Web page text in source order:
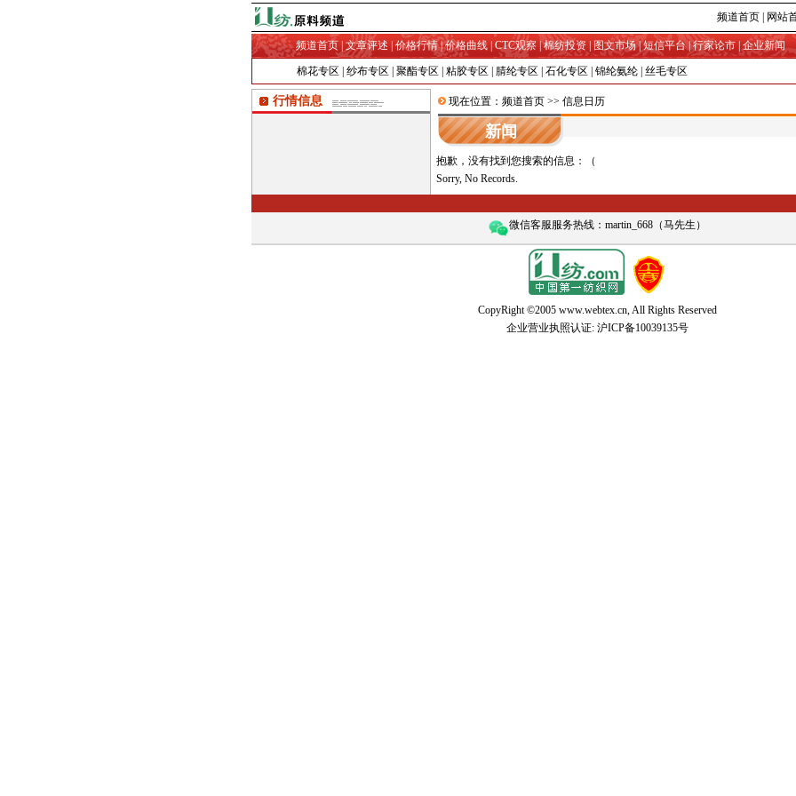
频道首页 网站
频道首页| 文章评述 价格行情|价格曲线 CTC观察 |棉纺投资 图文市场|短信平台 |行家论市 企业新闻
棉花专区 纱布专区 聚酯专区 粘胶专区 腈纶专区 石化专区 锦纶氨纶 丝毛专区
行情信息 现在位置： 频道首页 >> 信息日历
新闻
抱歉，没有找到您搜索的信息：（
Sorry, No Records.
微信客服服务热线：martin_668（马先生）
CopyRight ©2005 www.webtex.cn, All Rights Reserved
企业营业执照认证: 沪ICP备10039135号